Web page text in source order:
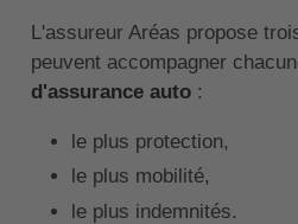
L'assureur Aréas propose
peuvent accompagner
d'assurance auto:
le plus protection,
le plus mobilité,
le plus indemnités.